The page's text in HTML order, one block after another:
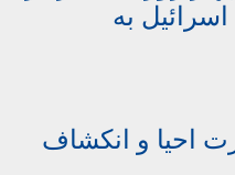
به
و انکشاف